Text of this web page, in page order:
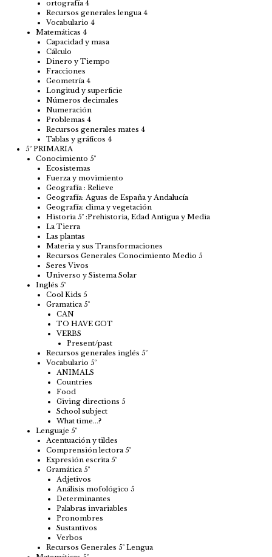
ortografía 4
Recursos generales lengua 4
Vocabulario 4
Matemáticas 4
Capacidad y masa
Cálculo
Dinero y Tiempo
Fracciones
Geometría 4
Longitud y superficie
Números decimales
Numeración
Problemas 4
Recursos generales mates 4
Tablas y gráficos 4
5º PRIMARIA
Conocimiento 5º
Ecosistemas
Fuerza y movimiento
Geografía : Relieve
Geografía: Aguas de España y Andalucía
Geografía: clima y vegetación
Historia 5º :Prehistoria, Edad Antigua y Media
La Tierra
Las plantas
Materia y sus Transformaciones
Recursos Generales Conocimiento Medio 5
Seres Vivos
Universo y Sistema Solar
Inglés 5º
Cool Kids 5
Gramatica 5º
CAN
TO HAVE GOT
VERBS
Present/past
Recursos generales inglés 5º
Vocabulario 5º
ANIMALS
Countries
Food
Giving directions 5
School subject
What time…?
Lenguaje 5º
Acentuación y tildes
Comprensión lectora 5º
Expresión escrita 5º
Gramática 5º
Adjetivos
Análisis mofológico 5
Determinantes
Palabras invariables
Pronombres
Sustantivos
Verbos
Recursos Generales 5º Lengua